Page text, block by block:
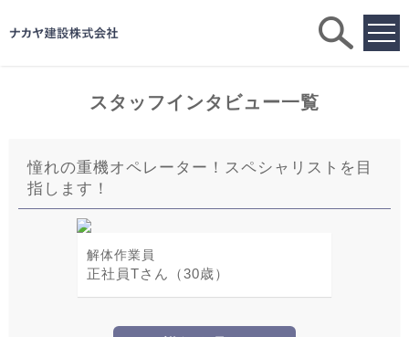
スタッフインタビュー一覧
憧れの重機オペレーター！スペシャリストを目
指します！
解体作業員
正社員Tさん（30歳）